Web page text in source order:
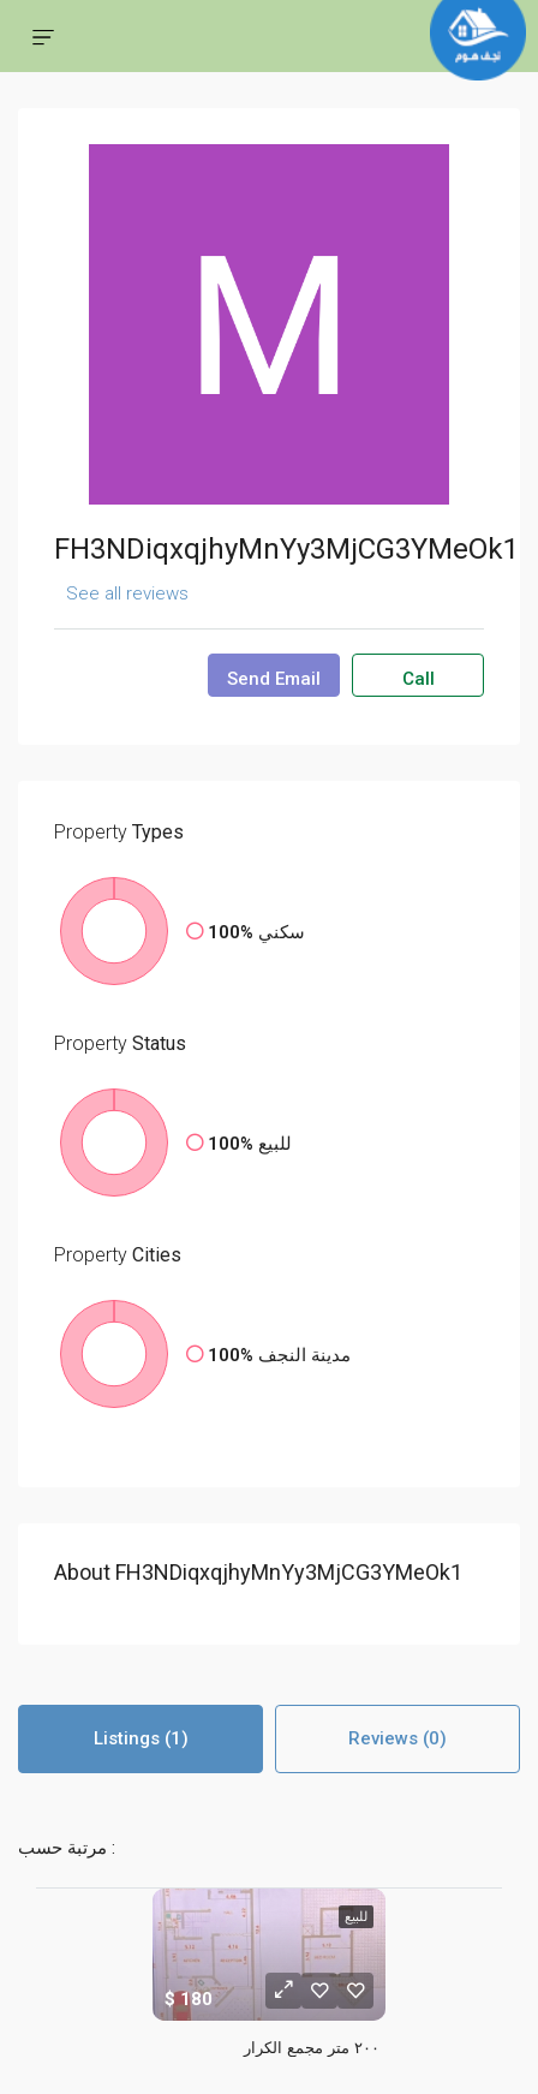
FH3NDiqxqjhyMnYy3MjCG3YMeOk1
See all reviews
Send Email Call
Property Types
100% سكني
Property Status
100% للبيع
Property Cities
100% مدينة النجف
About FH3NDiqxqjhyMnYy3MjCG3YMeOk1
Listings (1) Reviews (0)
مرتبة حسب :
للبيع
180
٢٠٠ متر مجمع الكرار